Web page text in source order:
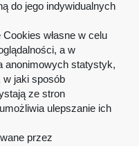
do jego indywidualnych
własne w celu
a w
anonimowych statystyk,
w jaki sposób
ze stron
ulepszanie ich
przez